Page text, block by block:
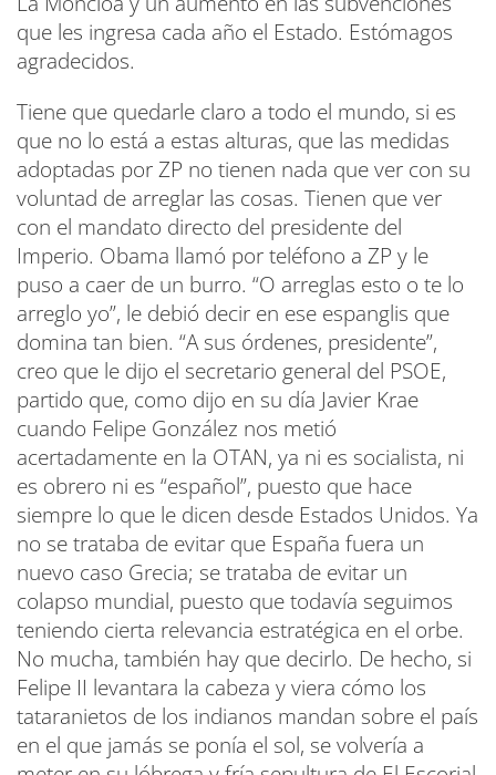
que les ingresa cada año el Estado. Estómagos
agradecidos.
Tiene que quedarle claro a todo el mundo, si es
que no lo está a estas alturas, que las medidas
adoptadas por ZP no tienen nada que ver con su
voluntad de arreglar las cosas. Tienen que ver
con el mandato directo del presidente del
Imperio. Obama llamó por teléfono a ZP y le
puso a caer de un burro. “O arreglas esto o te lo
arreglo yo”, le debió decir en ese espanglis que
domina tan bien. “A sus órdenes, presidente”,
creo que le dijo el secretario general del PSOE,
partido que, como dijo en su día Javier Krae
cuando Felipe González nos metió
acertadamente en la OTAN, ya ni es socialista, ni
es obrero ni es “español”, puesto que hace
siempre lo que le dicen desde Estados Unidos. Ya
no se trataba de evitar que España fuera un
nuevo caso Grecia; se trataba de evitar un
colapso mundial, puesto que todavía seguimos
teniendo cierta relevancia estratégica en el orbe.
No mucha, también hay que decirlo. De hecho, si
Felipe II levantara la cabeza y viera cómo los
tataranietos de los indianos mandan sobre el país
en el que jamás se ponía el sol, se volvería a